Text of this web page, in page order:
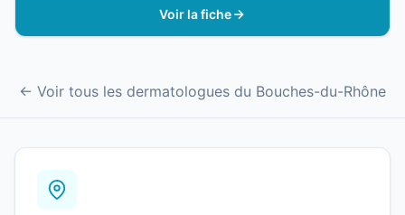
Voir la fiche
← Voir tous les dermatologues du Bouches-du-Rhône